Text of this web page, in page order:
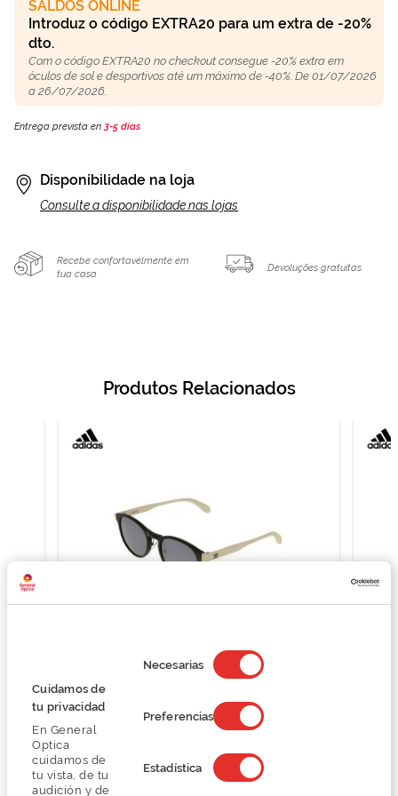
Cuidamos de
tu privacidad
En General
Optica
cuidamos de
tu vista, de tu
audición y de
de
consentimiento
Necesarias
Preferencias
Estadística
SALDOS ONLINE
Introduz o código EXTRA20 para um extra de -20%
dto.
Com o código EXTRA20 no checkout consegue -20% extra em
óculos de sol e desportivos até um máximo de -40%. De 01/07/2026
a 26/07/2026.
Entrega prevista en3-5 días
Disponibilidade na loja
Consulte a disponibilidade nas lojas
Recebe confortavelmente em
tua casa
Devoluções gratuitas
Produtos Relacionados
Adidas OR0008-H
56,00 €
140,00 €